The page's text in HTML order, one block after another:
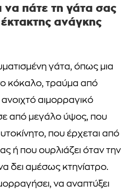
να πάτε τη γάτα σας
ανάγκης
γάτα, όπως μια
κόκαλο, τραύμα από
αιμορραγικό
από μεγάλο ύψος, που
που έρχεται από
ή που ουρλιάζει όταν την
δει αμέσως κτηνίατρο.
να αναπτύξει